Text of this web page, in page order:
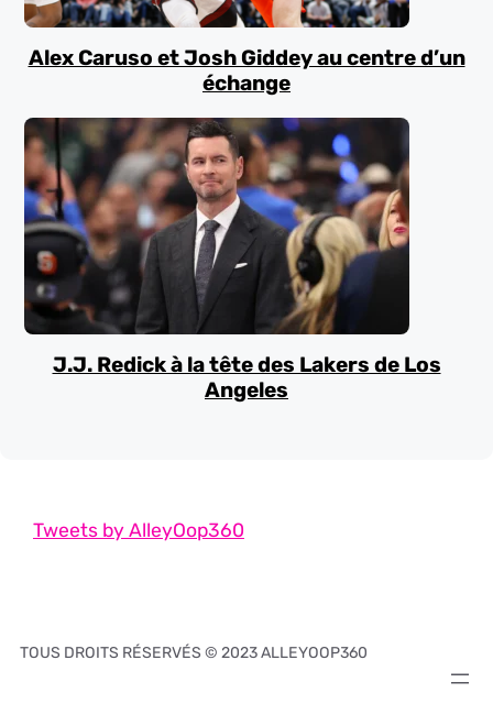
Alex Caruso et Josh Giddey au centre d’un
échange
J.J. Redick à la tête des Lakers de Los
Angeles
Tweets by AlleyOop360
TOUS DROITS RÉSERVÉS © 2023 ALLEYOOP360